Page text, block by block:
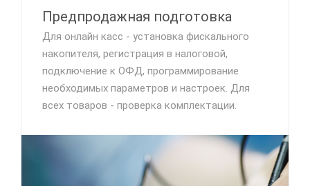
Предпродажная подготовка
Для онлайн касс - установка фискального
накопителя, регистрация в налоговой,
подключение к ОФД, программирование
необходимых параметров и настроек. Для
всех товаров - проверка комплектации.